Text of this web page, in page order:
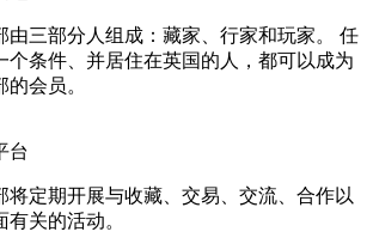
由三部分人组成：藏家、行家和玩家。 任
个条件、并居住在英国的人，都可以成为
会员。
台
将定期开展与收藏、交易、交流、合作以
有关的活动。